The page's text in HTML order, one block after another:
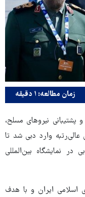
زمان مطالعه: ۱ دقیقه
پشتیبانی نیروهای مسلح،
در رأس هیاتی عالی‌رتبه وارد دبی شد تا
نمایشگاه بین‌المللی
اسلامی ایران و با هدف